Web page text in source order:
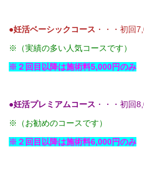
●妊活ベーシックコース ・・・初回
※（実績の多い人気コースです）
※２回目以降は施術料5,000円のみ
●妊活プレミアムコース ・・・初回
※（お勧めのコースです）
※２回目以降は施術料6,000円のみ